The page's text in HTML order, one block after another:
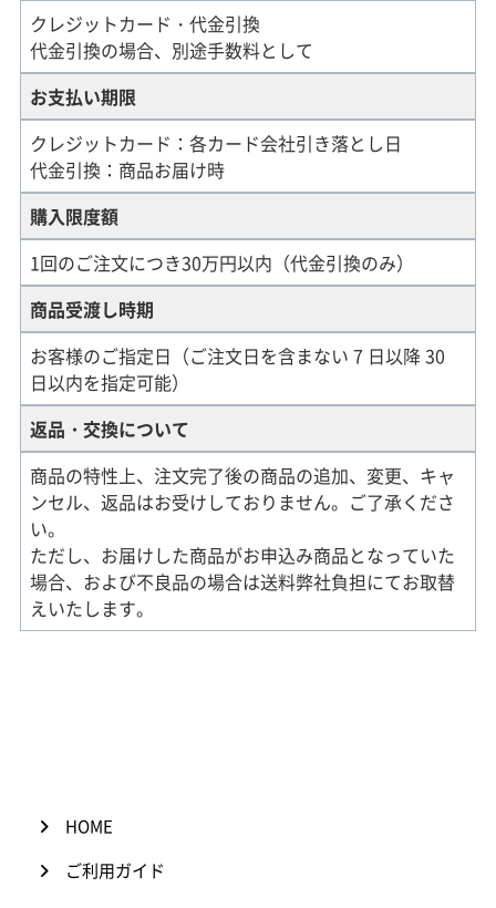
クレジットカード・代金引換
代金引換の場合、別途手数料として
お支払い期限
クレジットカード：各カード会社引き落とし日
代金引換：商品お届け時
購入限度額
1回のご注文につき30万円以内（代金引換のみ）
商品受渡し時期
お客様のご指定日（ご注文日を含まない 7 日以降 30
日以内を指定可能）
返品・交換について
商品の特性上、注文完了後の商品の追加、変更、キャ
ンセル、返品はお受けしておりません。ご了承くださ
い。
ただし、お届けした商品がお申込み商品となっていた
場合、および不良品の場合は送料弊社負担にてお取替
えいたします。
HOME
ご利用ガイド